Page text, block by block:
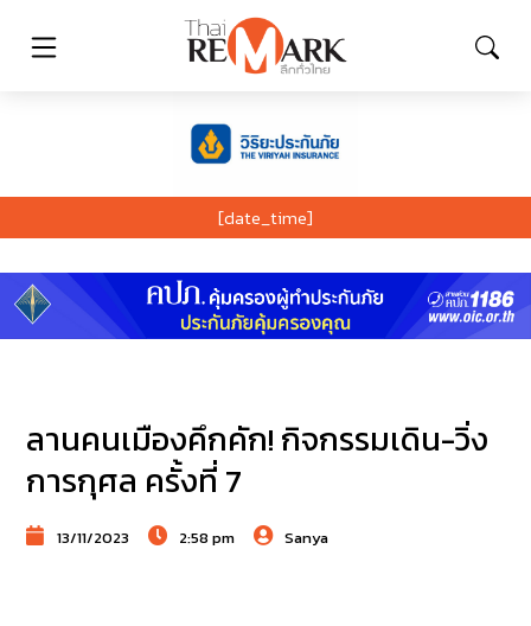
[date_time]
ลานคนเมืองคึกคัก! กิจกรรมเดิน-วิ่ง
การกุศล ครั้งที่ 7
13/11/2023 2:58 pm Sanya